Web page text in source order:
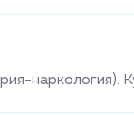
наркология).